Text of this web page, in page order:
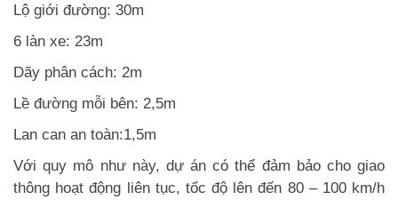
Lộ giới đường: 30m
6 làn xe: 23m
Dãy phân cách: 2m
Lề đường mỗi bên: 2,5m
Lan can an toàn:1,5m
Với quy mô như này, dự án có thể đảm bảo cho giao
thông hoạt động liên tục, tốc độ lên đến 80 – 100 km/h